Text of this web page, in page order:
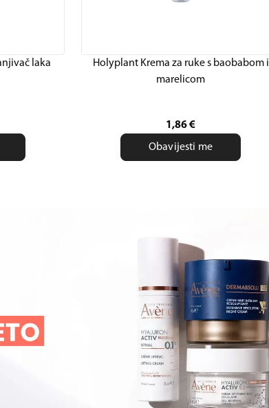
laka
Holyplant Krema za ruke s baobabom i
marelicom
1,86€
Obavijesti me